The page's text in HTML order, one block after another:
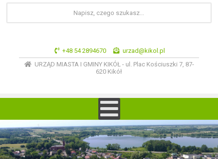
+48 54 2894670
urzad@kikol.pl
URZĄD MIASTA I GMINY KIKÓŁ - ul. Plac Kościuszki 7, 87-
620 Kikół